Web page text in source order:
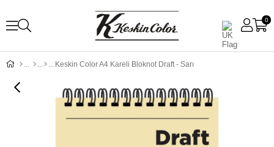
0
Keskin Color A4 Kareli Bloknot Draft - Sarı